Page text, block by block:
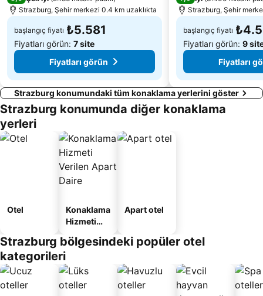
Strazburg, Şehir merkezi 0.4 km uzaklıkta
başlangıç fiyatı ₺5.581
Fiyatları görün: 7 site
Fiyatları görün
Strazburg, Şehir
başlangıç fiyatı
Fiyatları görün: 9
Fiyatları
Strazburg konumundaki tüm konaklama yerlerini göster
Strazburg konumunda diğer konaklama
yerleri
Otel
Konaklama
Hizmeti
Apart
Apart otel
Strazburg bölgesindeki popüler otel
kategorileri